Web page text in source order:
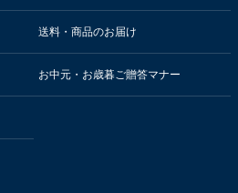
送料・商品のお届け
お中元・お歳暮ご贈答マナー